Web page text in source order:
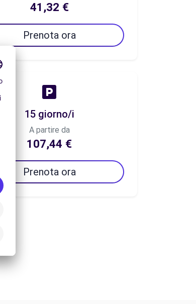
41,32 €
Prenota ora
15 giorno/i
A partire da
107,44 €
Prenota ora